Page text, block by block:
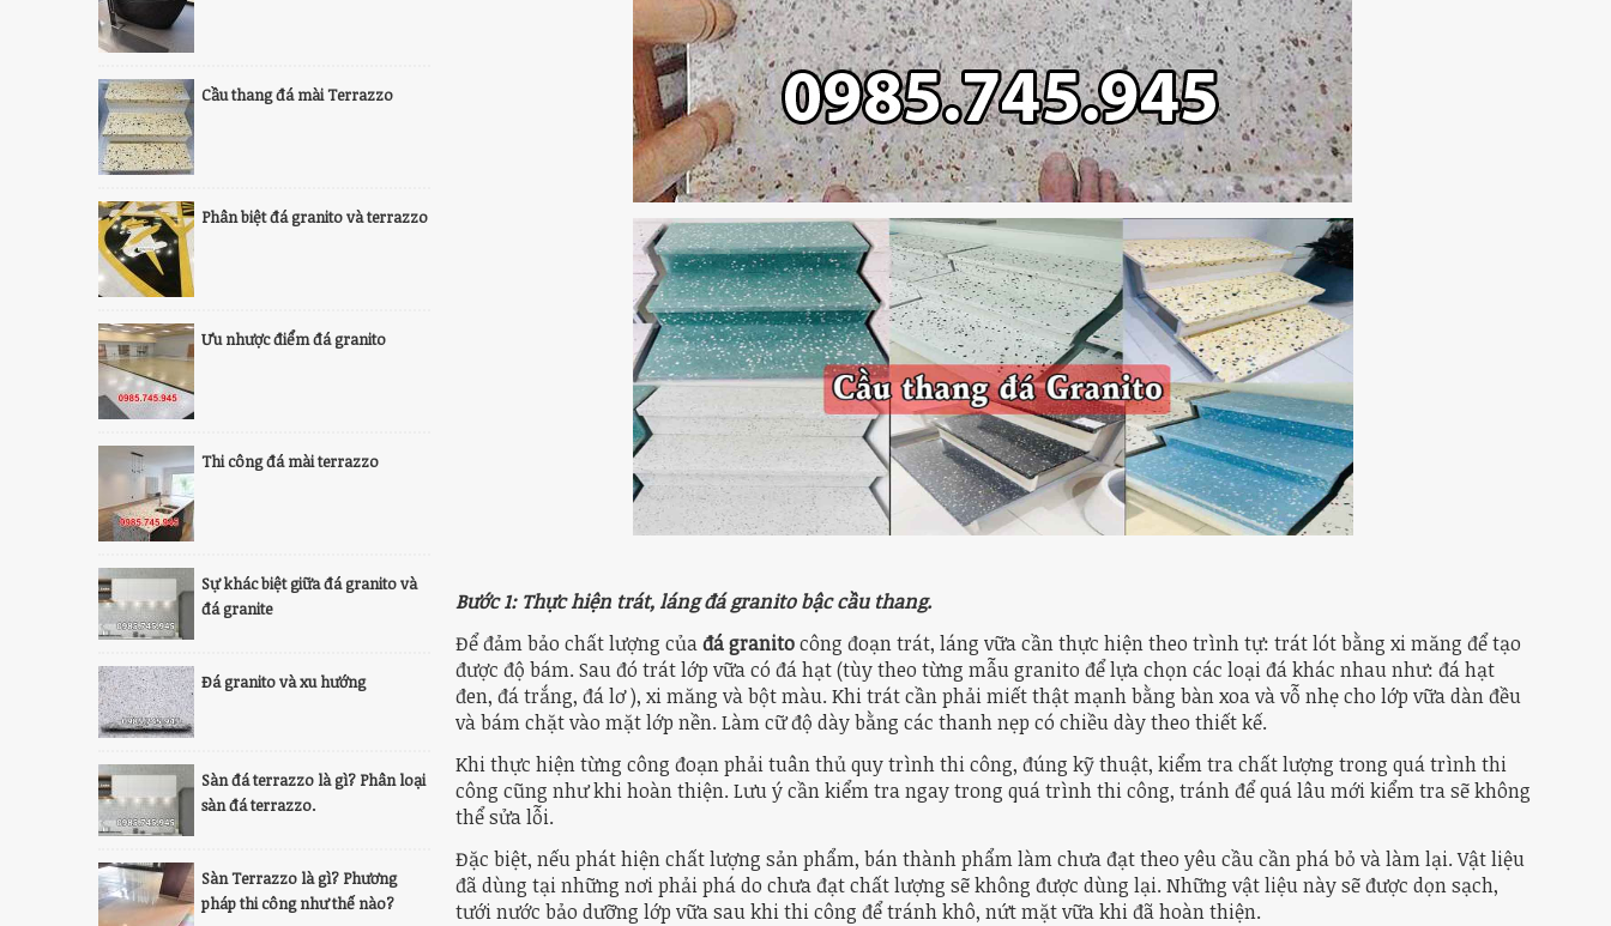
Cầu thang đá mài Terrazzo
Phân biệt đá granito và terrazzo
Ưu nhược điểm đá granito
Thi công đá mài terrazzo
Sự khác biệt giữa đá granito và
đá granite
Đá granito và xu hướng
Sàn đá terrazzo là gì? Phân loại
sàn đá terrazzo.
Sàn Terrazzo là gì? Phương
pháp thi công như thế nào?
Bước 1: Thực hiện trát, láng đá granito bậc cầu thang.
Để đảm bảo chất lượng củađá granitocông đoạn trát, láng vữa cần thực hiện theo trình tự: trát lót bằng xi măng để tạo
được độ bám. Sau đó trát lớp vữa có đá hạt (tùy theo từng mẫu granito để lựa chọn các loại đá khác nhau như: đá hạt
đen, đá trắng, đá lơ ), xi măng và bột màu. Khi trát cần phải miết thật mạnh bằng bàn xoa và vỗ nhẹ cho lớp vữa dàn đều
và bám chặt vào mặt lớp nền. Làm cữ độ dày bằng các thanh nẹp có chiều dày theo thiết kế.
Khi thực hiện từng công đoạn phải tuân thủ quy trình thi công, đúng kỹ thuật, kiểm tra chất lượng trong quá trình thi
công cũng như khi hoàn thiện. Lưu ý cần kiểm tra ngay trong quá trình thi công, tránh để quá lâu mới kiểm tra sẽ không
thể sửa lỗi.
Đặc biệt, nếu phát hiện chất lượng sản phẩm, bán thành phẩm làm chưa đạt theo yêu cầu cần phá bỏ và làm lại. Vật liệu
đã dùng tại những nơi phải phá do chưa đạt chất lượng sẽ không được dùng lại. Những vật liệu này sẽ được dọn sạch,
tưới nước bảo dưỡng lớp vữa sau khi thi công để tránh khô, nứt mặt vữa khi đã hoàn thiện.